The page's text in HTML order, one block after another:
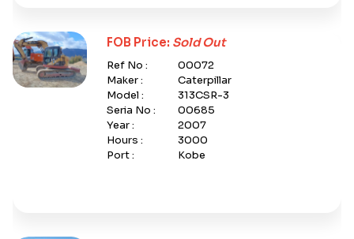
FOB Price: Sold Out
Ref No :
00072
Maker :
Caterpillar
Model :
313CSR-3
Seria No :
00685
Year :
2007
Hours :
3000
Port :
Kobe